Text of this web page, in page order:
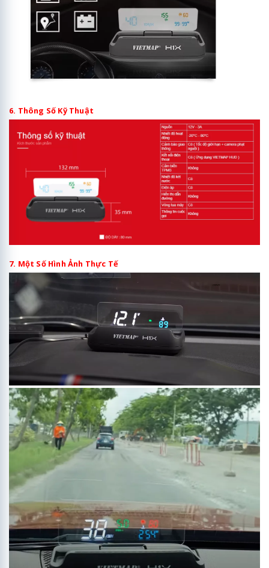
6. Thông Số Kỹ Thuật
7. Một Số Hình Ảnh Thực Tế